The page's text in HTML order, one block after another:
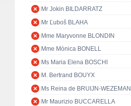
Mr Jokin BILDARRATZ
Mr Ľuboš BLAHA
Mme Maryvonne BLONDIN
Mme Mònica BONELL
Ms Maria Elena BOSCHI
M. Bertrand BOUYX
Ms Reina de BRUIJN-WEZEMAN
Mr Maurizio BUCCARELLA